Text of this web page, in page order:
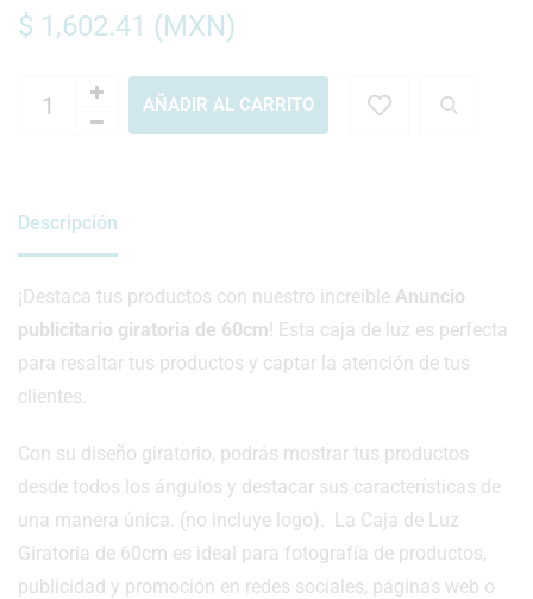
$ 1,602.41 (MXN)
AÑADIR AL CARRITO
Descripción
¡Destaca tus productos con nuestro increíble Anuncio
publicitario giratoria de 60cm! Esta caja de luz es perfecta
para resaltar tus productos y captar la atención de tus
clientes.
Con su diseño giratorio, podrás mostrar tus productos
desde todos los ángulos y destacar sus características de
una manera única. (no incluye logo).
La Caja de Luz
Giratoria de 60cm es ideal para fotografía de productos,
publicidad y promoción en redes sociales, páginas web o